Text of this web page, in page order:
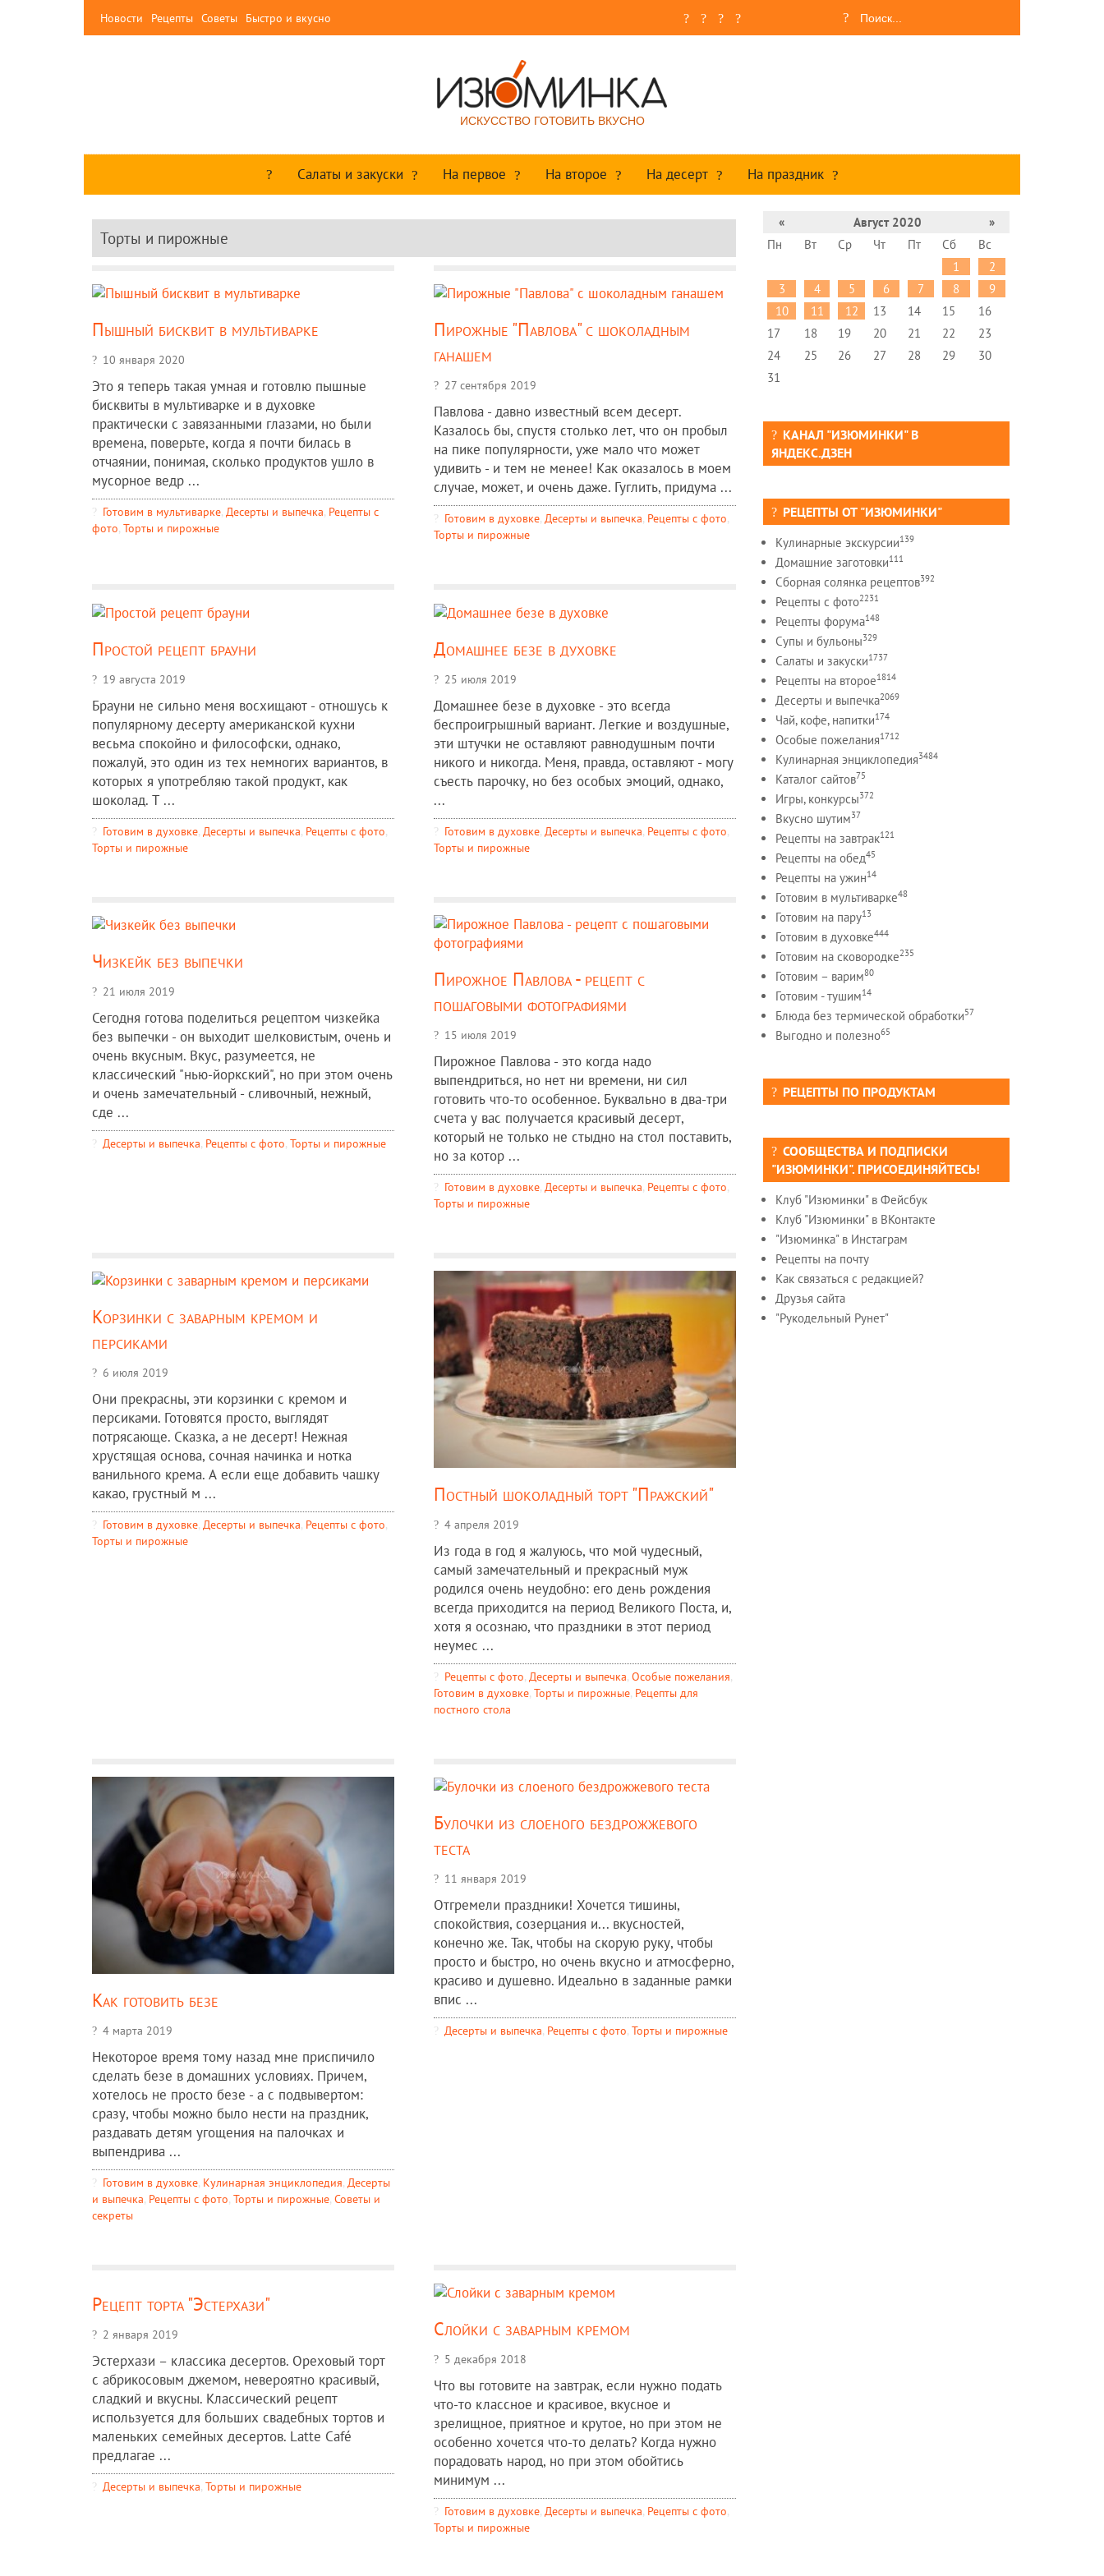
Новости Рецепты Советы Быстро и вкусно
ИСКУССТВО ГОТОВИТЬ ВКУСНО
Салаты и закуски На первое На второе На десерт На праздник
Торты и пирожные
Пышный бисквит в мультиварке
10 января 2020
Это я теперь такая умная и готовлю пышные
бисквиты в мультиварке и в духовке
практически с завязанными глазами, но были
времена, поверьте, когда я почти билась в
отчаянии, понимая, сколько продуктов ушло в
мусорное ведр ...
Готовим в мультиварке, Десерты и выпечка, Рецепты c
фото, Торты и пирожные
Пирожные "Павлова" с шоколадным
ганашем
27 сентября 2019
Павлова - давно известный всем десерт.
Казалось бы, спустя столько лет, что он пробыл
на пике популярности, уже мало что может
удивить - и тем не менее! Как оказалось в моем
случае, может, и очень даже. Гуглить, придума ...
Готовим в духовке, Десерты и выпечка, Рецепты c фото,
Торты и пирожные
Простой рецепт брауни
19 августа 2019
Брауни не сильно меня восхищают - отношусь к
популярному десерту американской кухни
весьма спокойно и философски, однако,
пожалуй, это один из тех немногих вариантов, в
которых я употребляю такой продукт, как
шоколад. Т ...
Готовим в духовке, Десерты и выпечка, Рецепты c фото,
Торты и пирожные
Домашнее безе в духовке
25 июля 2019
Домашнее безе в духовке - это всегда
беспроигрышный вариант. Легкие и воздушные,
эти штучки не оставляют равнодушным почти
никого и никогда. Меня, правда, оставляют - могу
съесть парочку, но без особых эмоций, однако,
...
Готовим в духовке, Десерты и выпечка, Рецепты c фото,
Торты и пирожные
Чизкейк без выпечки
21 июля 2019
Сегодня готова поделиться рецептом чизкейка
без выпечки - он выходит шелковистым, очень и
очень вкусным. Вкус, разумеется, не
классический "нью-йоркский", но при этом очень
и очень замечательный - сливочный, нежный,
сде ...
Десерты и выпечка, Рецепты c фото, Торты и пирожные
Пирожное Павлова - рецепт с
пошаговыми фотографиями
15 июля 2019
Пирожное Павлова - это когда надо
выпендриться, но нет ни времени, ни сил
готовить что-то особенное. Буквально в два-три
счета у вас получается красивый десерт,
который не только не стыдно на стол поставить,
но за котор ...
Готовим в духовке, Десерты и выпечка, Рецепты c фото,
Торты и пирожные
Корзинки с заварным кремом и
персиками
6 июля 2019
Они прекрасны, эти корзинки с кремом и
персиками. Готовятся просто, выглядят
потрясающе. Сказка, а не десерт! Нежная
хрустящая основа, сочная начинка и нотка
ванильного крема. А если еще добавить чашку
какао, грустный м ...
Готовим в духовке, Десерты и выпечка, Рецепты c фото,
Торты и пирожные
Постный шоколадный торт "Пражский"
4 апреля 2019
Из года в год я жалуюсь, что мой чудесный,
самый замечательный и прекрасный муж
родился очень неудобно: его день рождения
всегда приходится на период Великого Поста, и,
хотя я осознаю, что праздники в этот период
неумес ...
Рецепты c фото, Десерты и выпечка, Особые пожелания,
Готовим в духовке, Торты и пирожные, Рецепты для
постного стола
Как готовить безе
4 марта 2019
Некоторое время тому назад мне приспичило
сделать безе в домашних условиях. Причем,
хотелось не просто безе - а с подвывертом:
сразу, чтобы можно было нести на праздник,
раздавать детям угощения на палочках и
выпендрива ...
Готовим в духовке, Кулинарная энциклопедия, Десерты
и выпечка, Рецепты c фото, Торты и пирожные, Советы и
секреты
Булочки из слоеного бездрожжевого
теста
11 января 2019
Отгремели праздники! Хочется тишины,
спокойствия, созерцания и... вкусностей,
конечно же. Так, чтобы на скорую руку, чтобы
просто и быстро, но очень вкусно и атмосферно,
красиво и душевно. Идеально в заданные рамки
впис ...
Десерты и выпечка, Рецепты c фото, Торты и пирожные
Рецепт торта "Эстерхази"
2 января 2019
Эстерхази – классика десертов. Ореховый торт
с абрикосовым джемом, невероятно красивый,
сладкий и вкусны. Классический рецепт
используется для больших свадебных тортов и
маленьких семейных десертов. Latte Café
предлагае ...
Десерты и выпечка, Торты и пирожные
Слойки с заварным кремом
5 декабря 2018
Что вы готовите на завтрак, если нужно подать
что-то классное и красивое, вкусное и
зрелищное, приятное и крутое, но при этом не
особенно хочется что-то делать? Когда нужно
порадовать народ, но при этом обойтись
минимум ...
Готовим в духовке, Десерты и выпечка, Рецепты c фото,
Торты и пирожные
« Август 2020
»
Пн
Вт Ср Чт Пт Сб
Вс
1
2
3
4 5 6 7 8
9
10
11 12 13 14 15
16
17
18 19 20 21 22
23
24
25 26 27 28 29
30
31
КАНАЛ "ИЗЮМИНКИ" В
ЯНДЕКС.ДЗЕН
РЕЦЕПТЫ ОТ "ИЗЮМИНКИ"
Кулинарные экскурсии139
Домашние заготовки111
Сборная солянка рецептов392
Рецепты c фото2231
Рецепты форума148
Супы и бульоны329
Салаты и закуски1737
Рецепты на второе1814
Десерты и выпечка2069
Чай, кофе, напитки174
Особые пожелания1712
Кулинарная энциклопедия3484
Каталог сайтов75
Игры, конкурсы372
Вкусно шутим37
Рецепты на завтрак121
Рецепты на обед45
Рецепты на ужин14
Готовим в мультиварке48
Готовим на пару13
Готовим в духовке444
Готовим на сковородке235
Готовим – варим80
Готовим - тушим14
Блюда без термической обработки57
Выгодно и полезно65
РЕЦЕПТЫ ПО ПРОДУКТАМ
СООБЩЕСТВА И ПОДПИСКИ
"ИЗЮМИНКИ". ПРИСОЕДИНЯЙТЕСЬ!
Клуб "Изюминки" в Фейсбук
Клуб "Изюминки" в ВКонтакте
"Изюминка" в Инстаграм
Рецепты на почту
Как связаться с редакцией?
Друзья сайта
"Рукодельный Рунет"